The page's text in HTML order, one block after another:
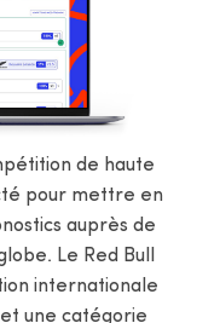
de haute
pour mettre en
auprès de
Le Red Bull
internationale
une catégorie